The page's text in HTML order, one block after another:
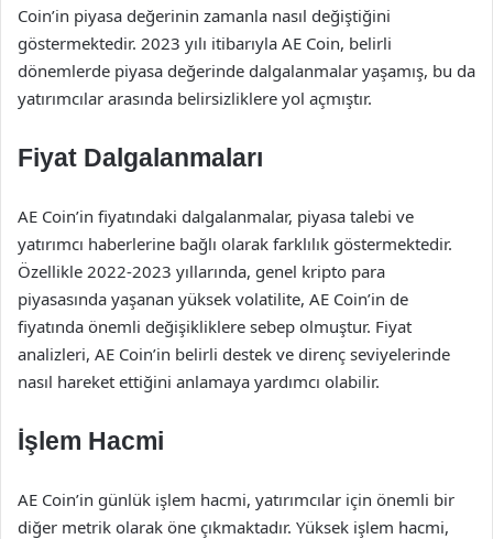
Coin’in piyasa değerinin zamanla nasıl değiştiğini
göstermektedir. 2023 yılı itibarıyla AE Coin, belirli
dönemlerde piyasa değerinde dalgalanmalar yaşamış, bu da
yatırımcılar arasında belirsizliklere yol açmıştır.
Fiyat Dalgalanmaları
AE Coin’in fiyatındaki dalgalanmalar, piyasa talebi ve
yatırımcı haberlerine bağlı olarak farklılık göstermektedir.
Özellikle 2022-2023 yıllarında, genel kripto para
piyasasında yaşanan yüksek volatilite, AE Coin’in de
fiyatında önemli değişikliklere sebep olmuştur. Fiyat
analizleri, AE Coin’in belirli destek ve direnç seviyelerinde
nasıl hareket ettiğini anlamaya yardımcı olabilir.
İşlem Hacmi
AE Coin’in günlük işlem hacmi, yatırımcılar için önemli bir
diğer metrik olarak öne çıkmaktadır. Yüksek işlem hacmi,